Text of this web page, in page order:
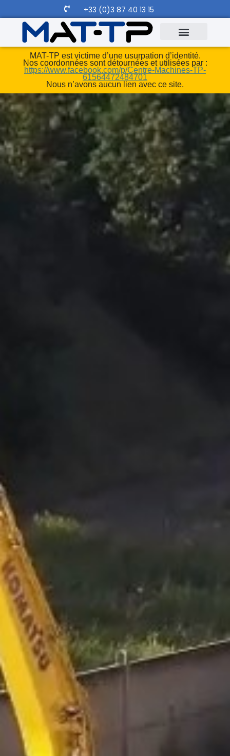
+33 (0)3 87 40 13 15
MAT-TP est victime d’une usurpation d’identité.
Nos coordonnées sont détournées et utilisées par :
https://www.facebook.com/p/Centre-Machines-TP-
61564472484701
Nous n’avons aucun lien avec ce site.